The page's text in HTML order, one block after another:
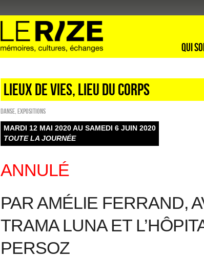
Qui
Lieux de vies, lieu du corps
Danse EXPOSITIONS
MARDI 12 MAI 2020 AU SAMEDI 6 JUIN 2020
TOUTE LA JOURNÉE
ANNULÉ
PAR AMÉLIE FERRAND,
TRAMA LUNA ET
PERSOZ